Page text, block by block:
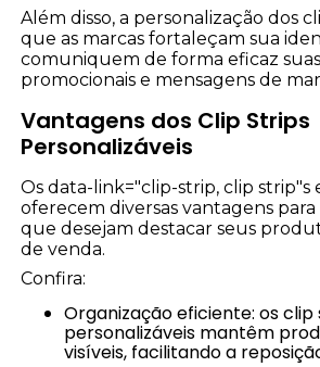
Além disso, a personalização dos
que as marcas fortaleçam sua
comuniquem de forma eficaz
promocionais e mensagens de
Vantagens dos Clip Strips
Personalizáveis
Os data-link="clip-strip, clip strip"s
oferecem diversas vantagens para
que desejam destacar seus
de venda.
Confira:
Organização eficiente: os clip strips
personalizáveis mantêm
visíveis, facilitando a